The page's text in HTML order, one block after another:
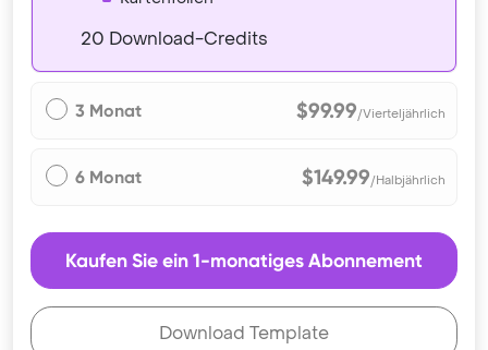
20 Download-Credits
3 Monat $99.99/Vierteljährlich
6 Monat $149.99/Halbjährlich
Kaufen Sie ein 1-monatiges Abonnement
Download Template